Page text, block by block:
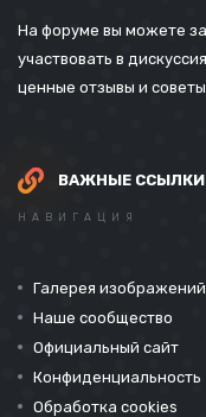
На форуме вы можете
участвовать в
ценные отзывы и советы.
ВАЖНЫЕ ССЫЛКИ
НАВИГАЦИЯ
Галерея изображений
Наше сообщество
Официальный сайт
Конфиденциальность
Обработка cookies